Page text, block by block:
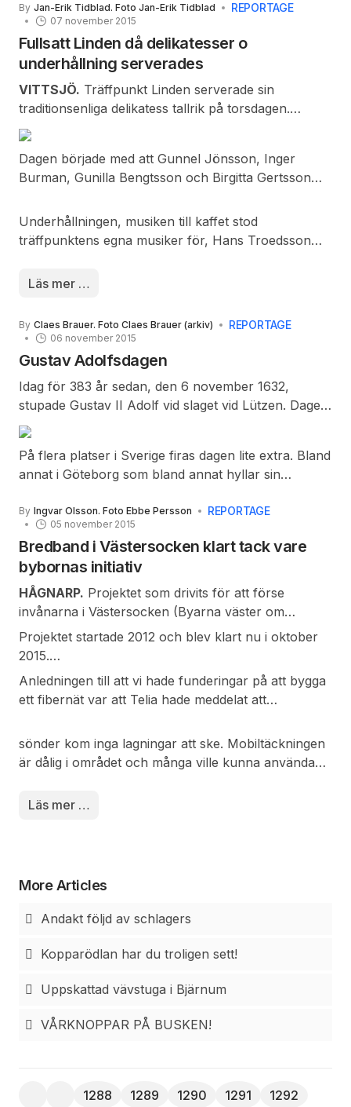
17 och 26 procent av sin vikt. För att överleva
vintern måste djuret väga minst 500 gram innan
vinterdvalan börjar. När lufttemperaturen börjar bli
15 °C, kommer igelkotten att vakna igen.
By Jan-Erik Tidblad. Foto Jan-Erik Tidblad REPORTAGE
07 november 2015
Fullsatt Linden då delikatesser o
underhållning serverades
VITTSJÖ. Träffpunkt Linden serverade sin
traditionsenliga delikatess tallrik på torsdagen.
Glädjande var att det kom så många gäster, cirka 45
personer.
Dagen började med att Gunnel Jönsson, Inger
Burman, Gunilla Bengtsson och Birgitta Gertsson
stod de också för och det blev som bilderna visar
mycket inbjudande. Maten smakade utsökt och
Underhållningen, musiken till kaffet stod
träffpunktens egna musiker för, Hans Troedsson
Thelander och Kjell Uno Ögren ledde allsången. Det
Läs mer …
By Claes Brauer. Foto Claes Brauer (arkiv) REPORTAGE
06 november 2015
Gustav Adolfsdagen
Idag för 383 år sedan, den 6 november 1632,
stupade Gustav II Adolf vid slaget vid Lützen. Dagen
som har firats sedan början av 1800-talet är allmän
flaggdag i Sverige.
På flera platser i Sverige firas dagen lite extra. Bland
annat i Göteborg som bland annat hyllar sin
Uppsala firar studenterna minnet av Gustav Adolfs
och hans mycket generösa gåva till Universitetet.
Även på en del gymnasieskolor och grundskolor i
Sverige firas dagen. På Lundsbergs skola i Värmland
firas minnet av kungen på Gustav Adolfsdagen
genom att en pjäs spelar upp Slaget vid Lützen.
dagen.
By Ingvar Olsson. Foto Ebbe Persson REPORTAGE
05 november 2015
Bredband i Västersocken klart tack vare
bybornas initiativ
HÅGNARP. Projektet som drivits för att förse
invånarna i Västersocken (Byarna väster om
Bjärnum) med ett fibernät har nu färdigställts.
Projektet startade 2012 och blev klart nu i oktober
2015.
Med Hågnarp som utgångspunkt för nätet har vi ett
fibernät som sträcker sig till Bjärnum (Åkarp), Mala
Anledningen till att vi hade funderingar på att bygga
ett fibernät var att Telia hade meddelat att
efterhand som kopparnätet gick
sönder kom inga lagningar att ske. Mobiltäckningen
är dålig i området och många ville kunna använda
Läs mer …
More Articles
Andakt följd av schlagers
Kopparödlan har du troligen sett!
Uppskattad vävstuga i Bjärnum
VÅRKNOPPAR PÅ BUSKEN!
1288 1289 1290 1291 1292